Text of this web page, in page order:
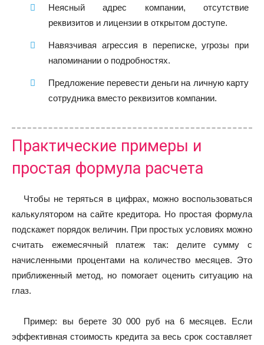
Неясный адрес компании, отсутствие
реквизитов и лицензии в открытом доступе.
Навязчивая агрессия в переписке, угрозы при
напоминании о подробностях.
Предложение перевести деньги на личную карту
сотрудника вместо реквизитов компании.
Практические примеры и
простая формула расчета
Чтобы не теряться в цифрах, можно воспользоваться
калькулятором на сайте кредитора. Но простая формула
подскажет порядок величин. При простых условиях можно
считать ежемесячный платеж так: делите сумму с
начисленными процентами на количество месяцев. Это
приближенный метод, но помогает оценить ситуацию на
глаз.
Пример: вы берете 30 000 руб на 6 месяцев. Если
эффективная стоимость кредита за весь срок составляет